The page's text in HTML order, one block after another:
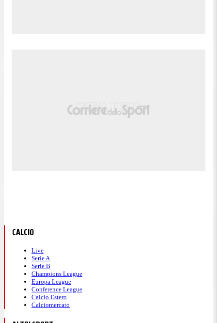
CALCIO
Live
Serie A
Serie B
Champions League
Europa League
Conference League
Calcio Estero
Calciomercato